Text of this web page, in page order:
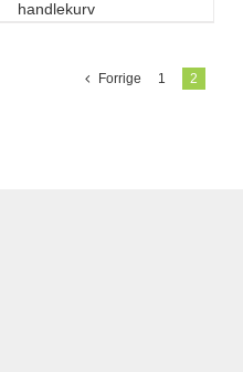
handlekurv
Forrige 1 2